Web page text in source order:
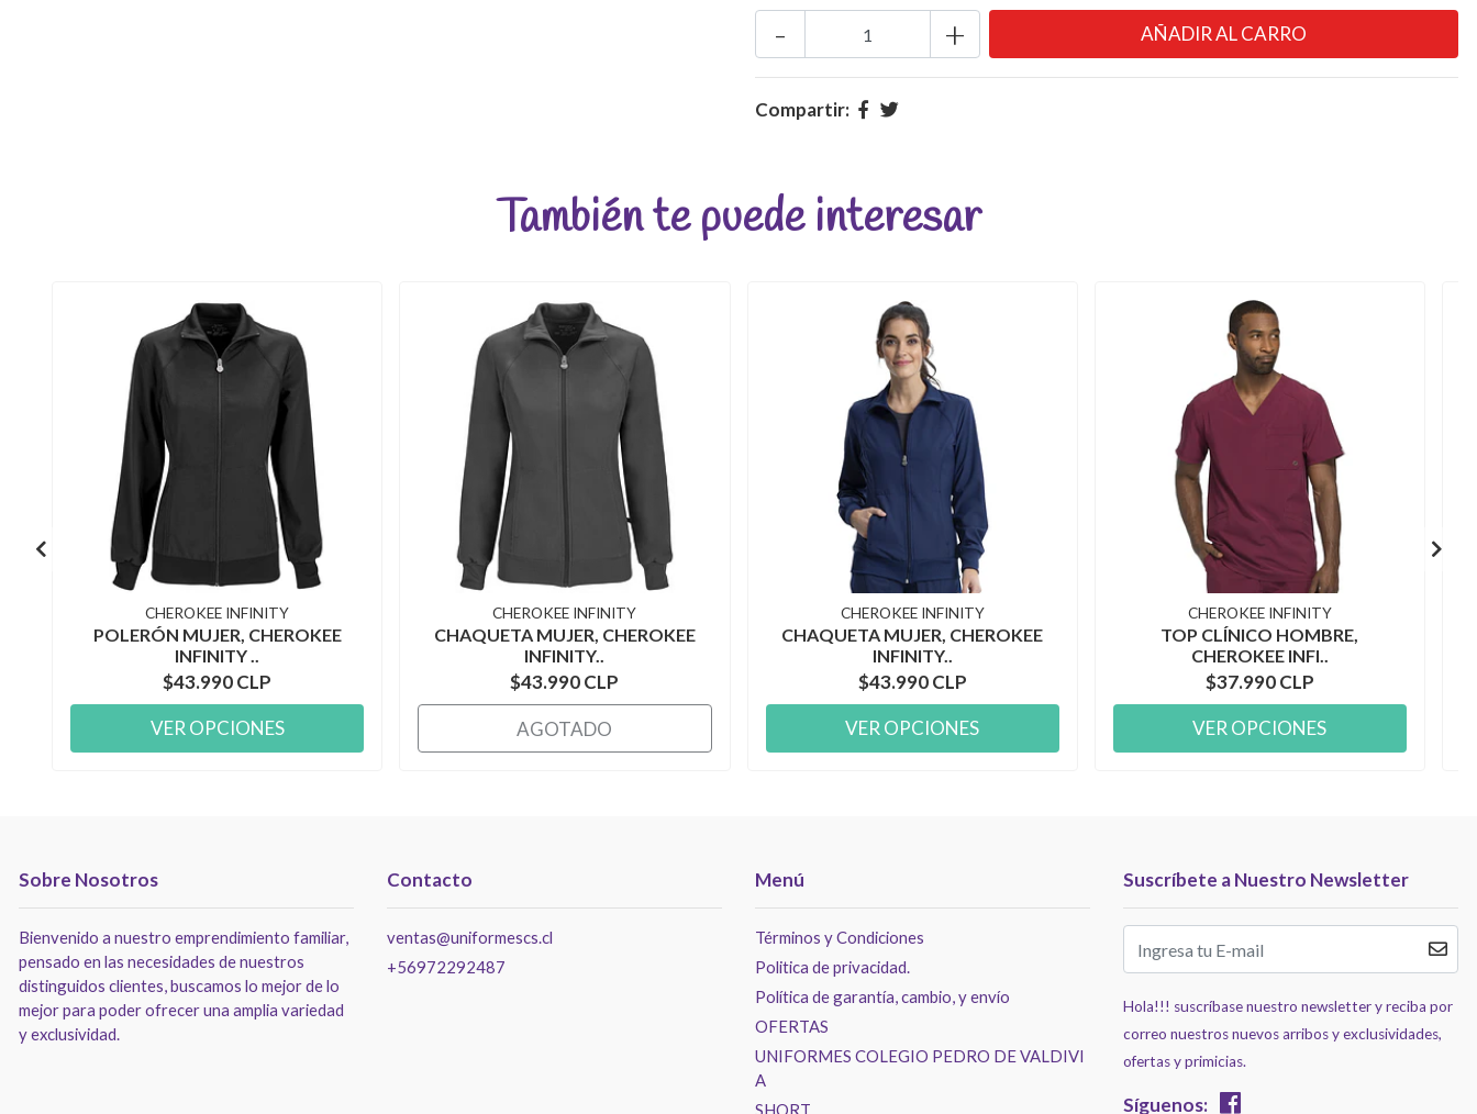
+
-
Compartir:
También te puede interesar
CHEROKEE INFINITY
POLERÓN MUJER, CHEROKEE
INFINITY ..
$43.990 CLP
VER OPCIONES
CHEROKEE INFINITY
CHAQUETA MUJER, CHEROKEE
INFINITY..
$43.990 CLP
AGOTADO
CHEROKEE INFINITY
CHAQUETA MUJER, CHEROKEE
INFINITY..
$43.990 CLP
VER OPCIONES
CHEROKEE INFINITY
TOP CLÍNICO HOMBRE,
CHEROKEE INFI..
$37.990 CLP
VER OPCIONES
Sobre Nosotros
Bienvenido a nuestro emprendimiento familiar,
pensado en las necesidades de nuestros
distinguidos clientes, buscamos lo mejor de lo
mejor para poder ofrecer una amplia variedad
y exclusividad.
Contacto
ventas@uniformescs.cl
+56972292487
Menú
Términos y Condiciones
Politica de privacidad.
Política de garantía, cambio, y envío
OFERTAS
UNIFORMES COLEGIO PEDRO DE VALDIVI
A
SHORT
Suscríbete a Nuestro Newsletter
Hola!!! suscríbase nuestro newsletter y reciba por
correo nuestros nuevos arribos y exclusividades,
ofertas y primicias.
Síguenos: